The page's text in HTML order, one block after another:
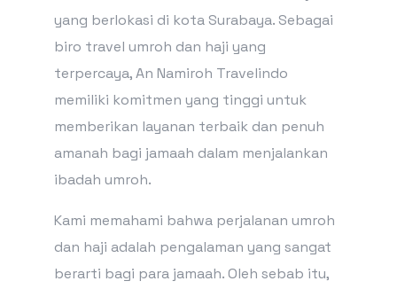
yang berlokasi di kota Surabaya. Sebagai
biro travel umroh dan haji yang
terpercaya, An Namiroh Travelindo
memiliki komitmen yang tinggi untuk
memberikan layanan terbaik dan penuh
amanah bagi jamaah dalam menjalankan
ibadah umroh.
Kami memahami bahwa perjalanan umroh
dan haji adalah pengalaman yang sangat
berarti bagi para jamaah. Oleh sebab itu,